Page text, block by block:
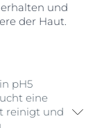
und
der Haut.
pH5
eine
reinigt und